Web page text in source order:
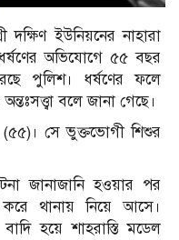
দক্ষিণ ইউনিয়নের নাহারা
অভিযোগে ৫৫ বছর
পুলিশ। ধর্ষণের ফলে
বলে জানা গেছে।
(৫৫)। সে ভুক্তভোগী শিশুর
জানাজানি হওয়ার পর
থানায় নিয়ে আসে।
হয়ে শাহরাস্তি মডেল